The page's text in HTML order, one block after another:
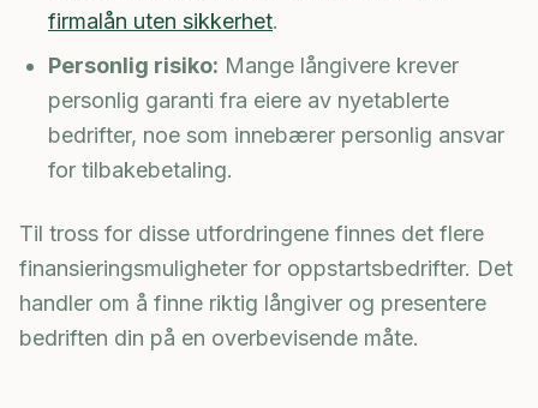
firmalån uten sikkerhet.
Personlig risiko: Mange långivere krever
personlig garanti fra eiere av nyetablerte
bedrifter, noe som innebærer personlig ansvar
for tilbakebetaling.
Til tross for disse utfordringene finnes det flere
finansieringsmuligheter for oppstartsbedrifter. Det
handler om å finne riktig långiver og presentere
bedriften din på en overbevisende måte.